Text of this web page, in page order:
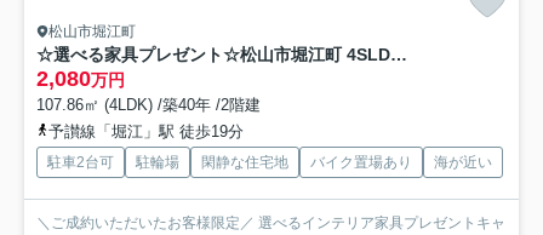
松山市堀江町
☆選べる家具プレゼント☆松山市堀江町 4SLDK リフォーム想定物件
2,080万円
107.86㎡ (4LDK) /築40年 /2階建
予讃線「堀江」駅 徒歩19分
駐車2台可 駐輪場 閑静な住宅地 バイク置場あり 海が近い
＼ご成約いただいたお客様限定／ 選べるインテリア家具プレゼントキャ